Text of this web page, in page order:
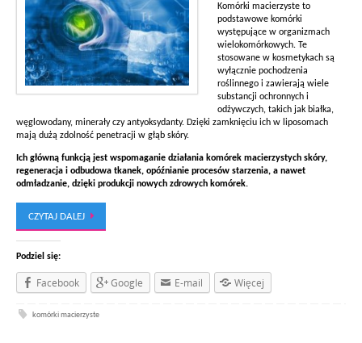
Komórki macierzyste to
podstawowe komórki
występujące w organizmach
wielokomórkowych. Te
stosowane w kosmetykach są
wyłącznie pochodzenia
roślinnego i zawierają wiele
substancji ochronnych i
odżywczych, takich jak białka,
węglowodany, minerały czy antyoksydanty. Dzięki zamknięciu ich w liposomach
mają dużą zdolność penetracji w głąb skóry.
Ich główną funkcją jest wspomaganie działania komórek macierzystych skóry,
regeneracja i odbudowa tkanek, opóźnianie procesów starzenia, a nawet
odmładzanie, dzięki produkcji nowych zdrowych komórek.
CZYTAJ DALEJ
Podziel się:
Facebook Google E-mail Więcej
komórki macierzyste